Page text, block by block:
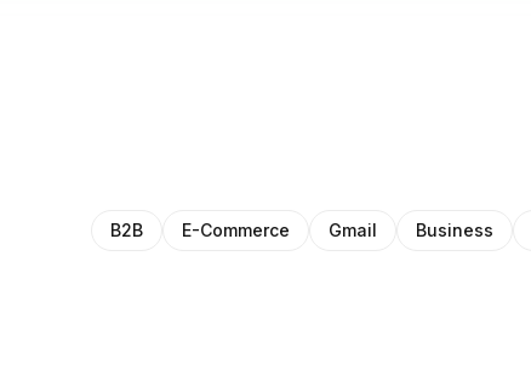
B2B E-Commerce Gmail Business